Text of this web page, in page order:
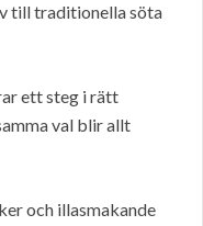
till traditionella söta
ett steg i rätt
val blir allt
och illasmakande